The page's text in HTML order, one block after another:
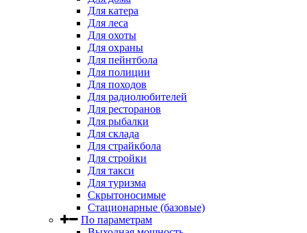
Для катера
Для леса
Для охоты
Для охраны
Для пейнтбола
Для полиции
Для походов
Для радиолюбителей
Для ресторанов
Для рыбалки
Для склада
Для страйкбола
Для стройки
Для такси
Для туризма
Скрытоносимые
Стационарные (базовые)
По параметрам